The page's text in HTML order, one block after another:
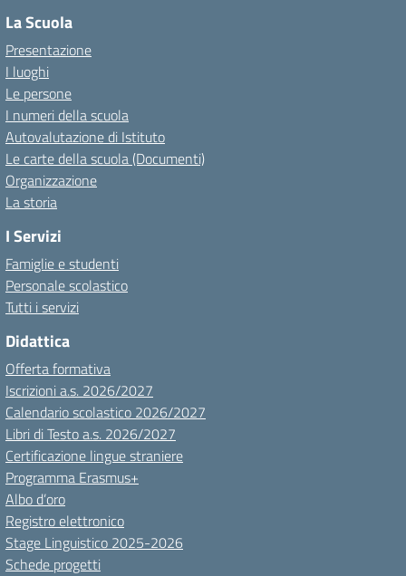
La Scuola
Presentazione
I luoghi
Le persone
I numeri della scuola
Autovalutazione di Istituto
Le carte della scuola (Documenti)
Organizzazione
La storia
I Servizi
Famiglie e studenti
Personale scolastico
Tutti i servizi
Didattica
Offerta formativa
Iscrizioni a.s. 2026/2027
Calendario scolastico 2026/2027
Libri di Testo a.s. 2026/2027
Certificazione lingue straniere
Programma Erasmus+
Albo d’oro
Registro elettronico
Stage Linguistico 2025-2026
Schede progetti